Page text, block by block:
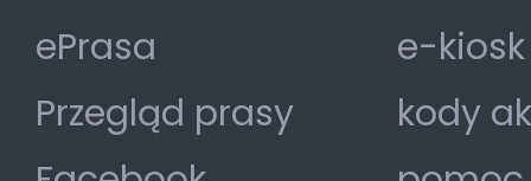
ePrasa
Przegląd prasy
e-
kody